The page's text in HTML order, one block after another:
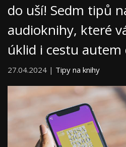
do uší! Sedm tipů
audioknihy, které
úklid i cestu autem
27.04.2024 | Tipy na knihy